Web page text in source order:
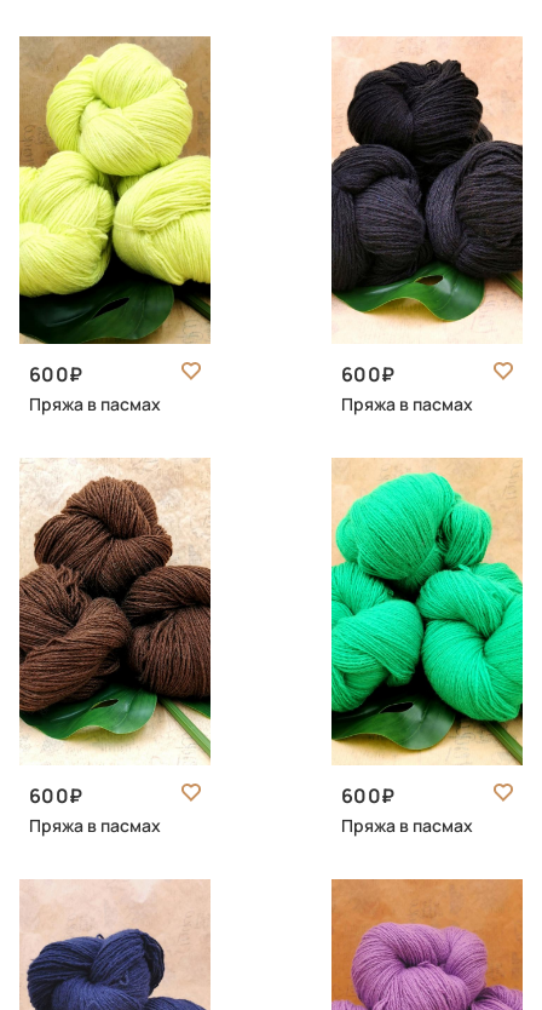
600
Пряжа в пасмах
600
Пряжа в пасмах
600
Пряжа в пасмах
600
Пряжа в пасмах